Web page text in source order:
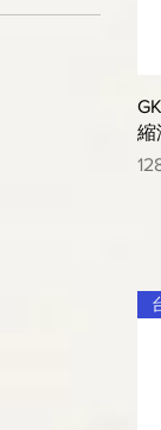
縮
價